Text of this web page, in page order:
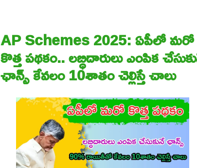
AP Schemes 2025: ఏపీలో మరో
కొత్త పథకం.. లబ్ధిదారులు ఎంపిక
ఛాన్స్ కేవలం 10శాతం చెల్లిస్తే చాలు